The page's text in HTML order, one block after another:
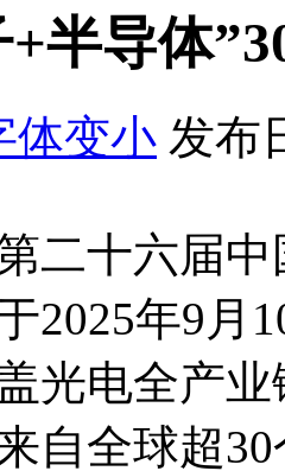
半导体
体变小 发布
二十六届
2025年9月
光电全产
自全球超